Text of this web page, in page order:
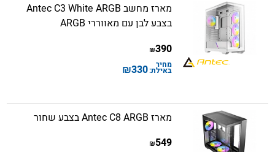
מארז מחשב Antec C3 White ARGB
בצבע לבן עם מאווררי ARGB
390
₪
מחיר
באילת:330
₪
מארז Antec C8 ARGB בצבע שחור
549
₪